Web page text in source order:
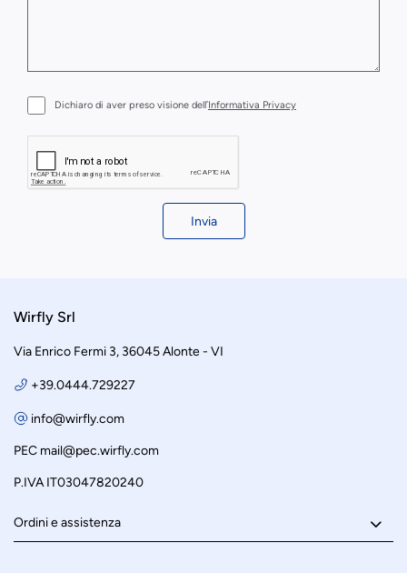
Dichiaro di aver preso visione dell’Informativa Privacy
Invia
Wirfly Srl
Via Enrico Fermi 3, 36045 Alonte - VI
+39.0444.729227
info@wirfly.com
PEC mail@pec.wirfly.com
P.IVA IT03047820240
Ordini e assistenza